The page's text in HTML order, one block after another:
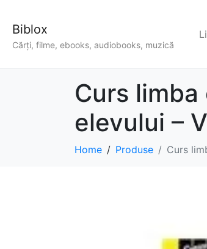
Biblox
Cărți, filme, ebooks, audiobooks, muzică
Curs
elevului –
Home Produse Curs